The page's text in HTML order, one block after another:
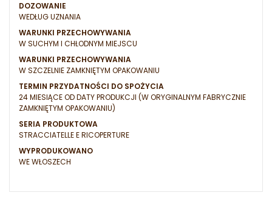
DOZOWANIE
WEDŁUG UZNANIA
WARUNKI PRZECHOWYWANIA
W SUCHYM I CHŁODNYM MIEJSCU
WARUNKI PRZECHOWYWANIA
W SZCZELNIE ZAMKNIĘTYM OPAKOWANIU
TERMIN PRZYDATNOŚCI DO SPOŻYCIA
24 MIESIĄCE OD DATY PRODUKCJI (W ORYGINALNYM FABRYCZNIE
ZAMKNIĘTYM OPAKOWANIU)
SERIA PRODUKTOWA
STRACCIATELLE E RICOPERTURE
WYPRODUKOWANO
WE WŁOSZECH